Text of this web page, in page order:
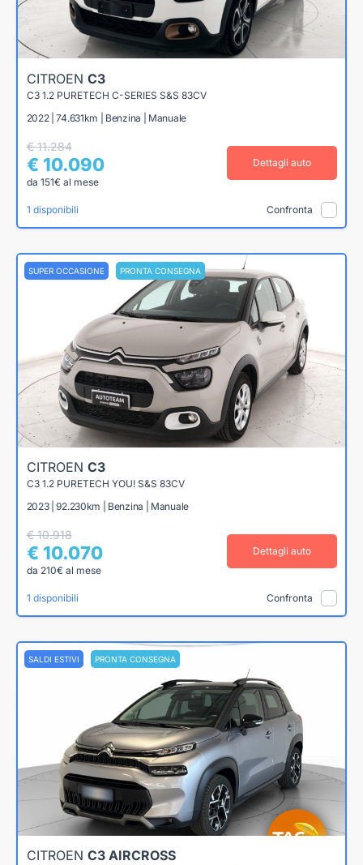
CITROEN C3
C3 1.2 PURETECH C-SERIES S&S 83CV
2022 | 74.631km | Benzina | Manuale
€ 11.284
€ 10.090
da 151€ al mese
Dettagli auto
1 disponibili Confronta
SUPER OCCASIONE PRONTA CONSEGNA
CITROEN C3
C3 1.2 PURETECH YOU! S&S 83CV
2023 | 92.230km | Benzina | Manuale
€ 10.918
€ 10.070
da 210€ al mese
Dettagli auto
1 disponibili Confronta
SALDI ESTIVI PRONTA CONSEGNA
CITROEN C3 AIRCROSS